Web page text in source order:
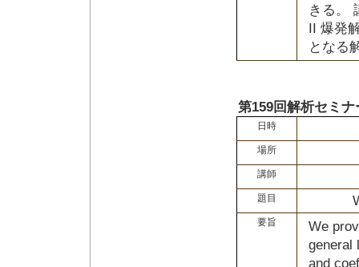
きる。
II 爆発
となる
第159回解析セミナ
日時
場所
講師
題目
要旨
We
general
and